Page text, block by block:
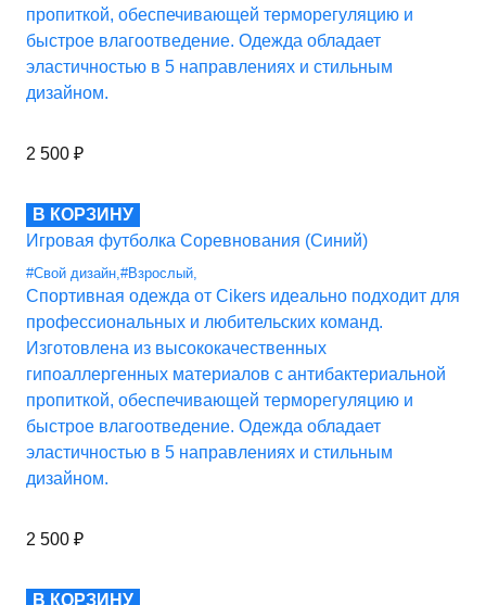
пропиткой, обеспечивающей терморегуляцию и
быстрое влагоотведение. Одежда обладает
эластичностью в 5 направлениях и стильным
дизайном.
2 500 ₽
В КОРЗИНУ
Игровая футболка Соревнования (Синий)
#Свой дизайн,#Взрослый,
Спортивная одежда от Cikers идеально подходит для
профессиональных и любительских команд.
Изготовлена из высококачественных
гипоаллергенных материалов с антибактериальной
пропиткой, обеспечивающей терморегуляцию и
быстрое влагоотведение. Одежда обладает
эластичностью в 5 направлениях и стильным
дизайном.
2 500 ₽
В КОРЗИНУ